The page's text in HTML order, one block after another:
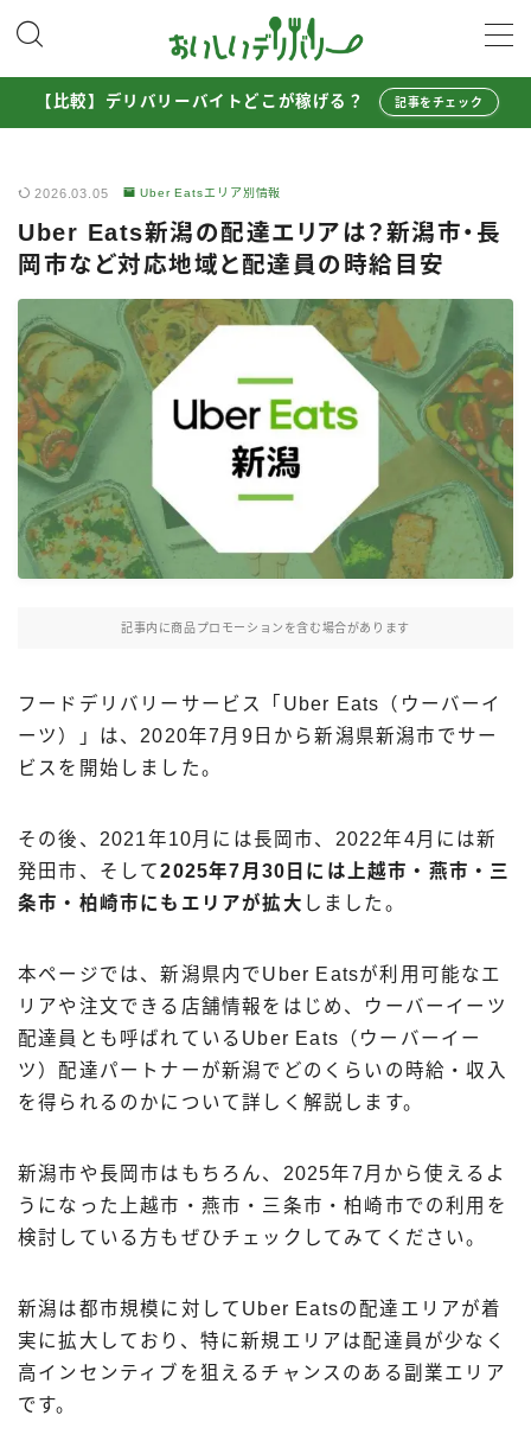
MENU
Uber Eats配達員ガイド
出前館配達員ガイド
ロケットナウ配達員ガイド
配達員272人アンケート調査
収入シミュレーター
配達員の体験談・口コミ
お得に注文する
Uber Eatsの注文ガイド
フードデリバリークーポン比較
Uber Eats加盟店ガイド
Uber Eats出店方法
サービスから探す
Uber Eats
出前館
ロケットナウ
【比較】デリバリーバイトどこが稼げる？ 記事をチェック
2026.03.05 Uber Eatsエリア別情報
Uber Eats新潟の配達エリアは？新潟市・長
岡市など対応地域と配達員の時給目安
記事内に商品プロモーションを含む場合があります
フードデリバリーサービス「Uber Eats（ウーバーイ
ーツ）」は、2020年7月9日から新潟県新潟市でサー
ビスを開始しました。
その後、2021年10月には長岡市、2022年4月には新
発田市、そして2025年7月30日には上越市・燕市・三
条市・柏崎市にもエリアが拡大 しました。
本ページでは、新潟県内でUber Eatsが利用可能なエ
リアや注文できる店舗情報をはじめ、ウーバーイーツ
配達員とも呼ばれているUber Eats（ウーバーイー
ツ）配達パートナーが新潟でどのくらいの時給・収入
を得られるのかについて詳しく解説します。
新潟市や長岡市はもちろん、2025年7月から使えるよ
うになった上越市・燕市・三条市・柏崎市での利用を
検討している方もぜひチェックしてみてください。
新潟は都市規模に対してUber Eatsの配達エリアが着
実に拡大しており、特に新規エリアは配達員が少なく
高インセンティブを狙えるチャンスのある副業エリア
です。